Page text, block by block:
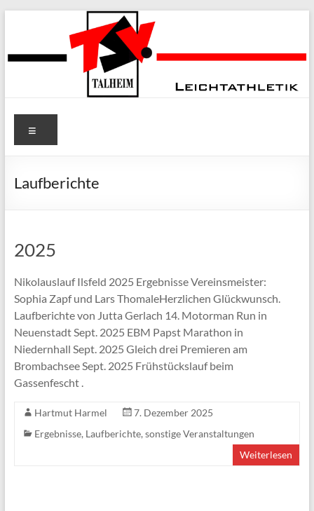
TSV Talheim
e.V. Abt.
Leichtathletik
Laufberichte
2025
Nikolauslauf Ilsfeld 2025 Ergebnisse Vereinsmeister:
Sophia Zapf und Lars ThomaleHerzlichen Glückwunsch.
Laufberichte von Jutta Gerlach 14. Motorman Run in
Neuenstadt Sept. 2025 EBM Papst Marathon in
Niedernhall Sept. 2025 Gleich drei Premieren am
Brombachsee Sept. 2025 Frühstückslauf beim
Gassenfescht .
Hartmut Harmel
7. Dezember 2025
Ergebnisse, Laufberichte, sonstige Veranstaltungen
Weiterlesen